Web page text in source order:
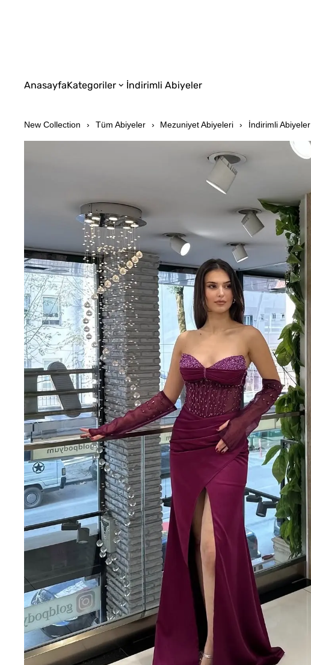
AnasayfaKategoriler İndirimli Abiyeler
New Collection Tüm Abiyeler Mezuniyet Abiyeleri İndirimli Abiyeler